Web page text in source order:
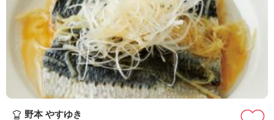
野本 やすゆき